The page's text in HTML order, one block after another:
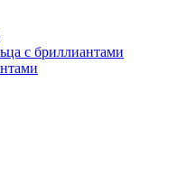
с бриллиантами